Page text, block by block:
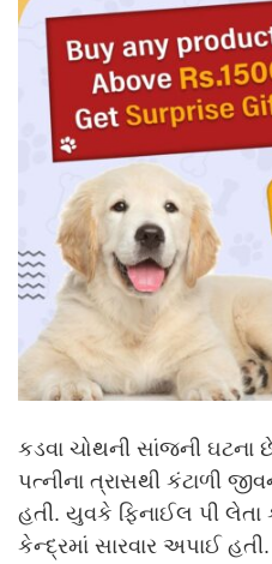
કડવા ચોથની સાંજની
પત્નીના ત્રાસથી કંટાળી
હતી. યુવકે ફિનાઈલ પી
કેન્દ્રમાં સારવાર અપાઈ